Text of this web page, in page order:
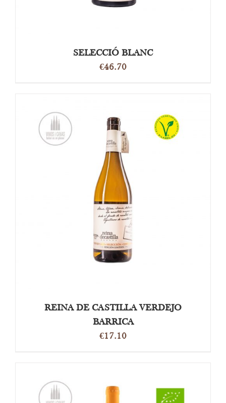
SELECCIÓ BLANC
€46.70
DETAILS
REINA DE CASTILLA VERDEJO
BARRICA
€17.10